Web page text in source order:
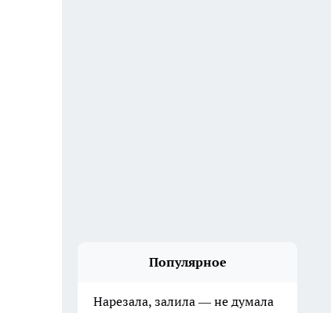
Популярное
Нарезала, залила — не думала